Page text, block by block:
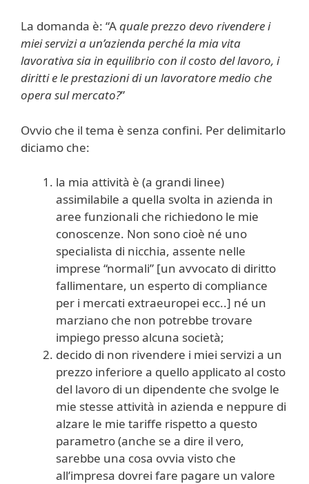
La domanda è: “Aquale prezzo devo rivendere i
miei servizi a un’azienda perché la mia vita
lavorativa sia in equilibrio con il costo del lavoro, i
diritti e le prestazioni di un lavoratore medio che
opera sul mercato?”
Ovvio che il tema è senza confini. Per delimitarlo
diciamo che:
la mia attività è (a grandi linee)
assimilabile a quella svolta in azienda in
aree funzionali che richiedono le mie
conoscenze. Non sono cioè né uno
specialista di nicchia, assente nelle
imprese “normali” [un avvocato di diritto
fallimentare, un esperto di compliance
per i mercati extraeuropei ecc..] né un
marziano che non potrebbe trovare
impiego presso alcuna società;
decido di non rivendere i miei servizi a un
prezzo inferiore a quello applicato al costo
del lavoro di un dipendente che svolge le
mie stesse attività in azienda e neppure di
alzare le mie tariffe rispetto a questo
parametro (anche se a dire il vero,
sarebbe una cosa ovvia visto che
all’impresa dovrei fare pagare un valore